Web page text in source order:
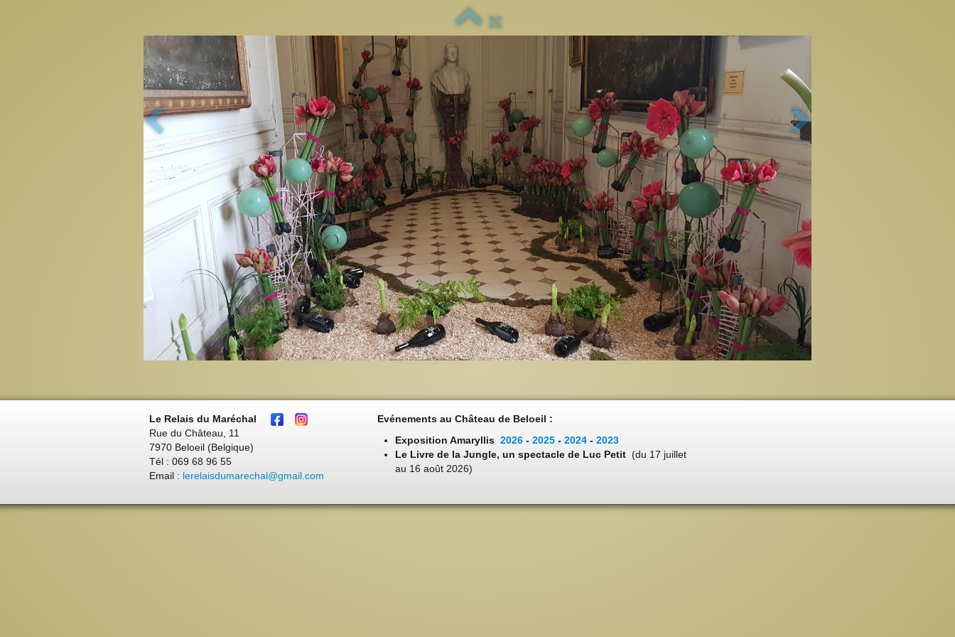
Le Relais du Maréchal
Rue du Château, 11
7970 Beloeil (Belgique)
Tél : 069 68 96 55
Email : lerelaisdumarechal@gmail.com
Evénements au Château de Beloeil :
Exposition Amaryllis 2026 -2025 -2024 -2023
Le Livre de la Jungle, un spectacle de Luc Petit(du 17 juillet
au 16 août 2026)